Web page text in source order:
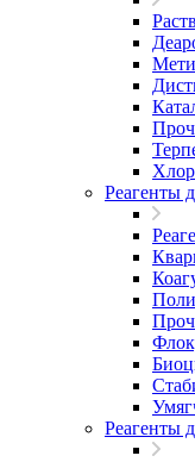
Реагенты
Реагенты